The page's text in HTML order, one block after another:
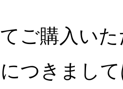
ご購入い
つきまし